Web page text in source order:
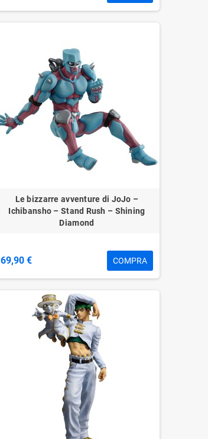
Le bizzarre avventure di JoJo –
Ichibansho – Stand Rush – Shining
Diamond
69,90 € COMPRA